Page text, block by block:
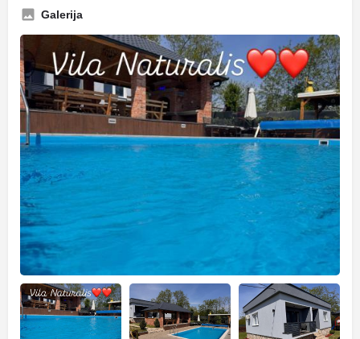
Galerija